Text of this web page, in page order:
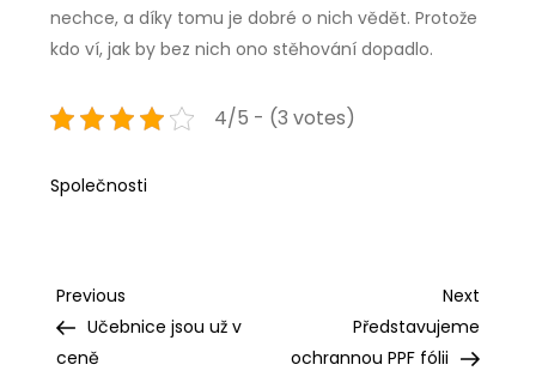
nechce, a díky tomu je dobré o nich vědět. Protože
kdo ví, jak by bez nich ono stěhování dopadlo.
4/5 - (3 votes)
Společnosti
Navigace
pro
Previous
Post
Previous
Učebnice jsou už v
ceně
Next
Post
Next
Představujeme
ochrannou PPF fólii